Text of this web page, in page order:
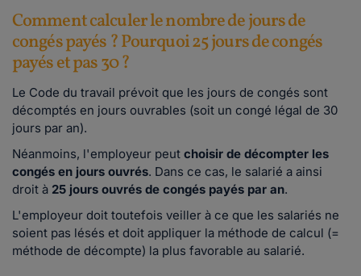
Comment calculer le nombre de jours de
congés payés ? Pourquoi 25 jours de congés
payés et pas 30 ?
Le Code du travail prévoit que les jours de congés sont
décomptés en jours ouvrables (soit un congé légal de 30
jours par an).
Néanmoins, l'employeur peut choisir de décompter les
congés en jours ouvrés. Dans ce cas, le salarié a ainsi
droit à 25 jours ouvrés de congés payés par an.
L'employeur doit toutefois veiller à ce que les salariés ne
soient pas lésés et doit appliquer la méthode de calcul (=
méthode de décompte) la plus favorable au salarié.